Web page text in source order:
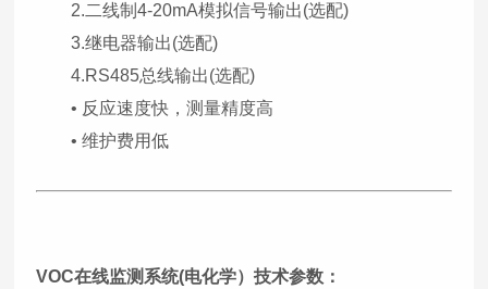
2.二线制4-20mA模拟信号输出(选配)
3.继电器输出(选配)
4.RS485总线输出(选配)
• 反应速度快，测量精度高
• 维护费用低
VOC在线监测系统(电化学）技术参数：